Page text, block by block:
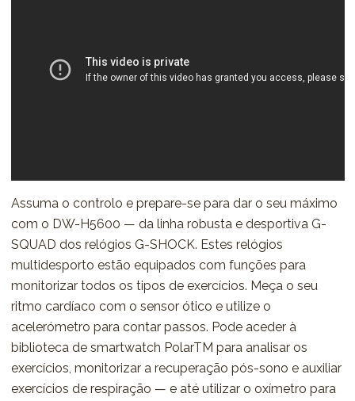
Assuma o controlo e prepare-se para dar o seu máximo
com o DW-H5600 — da linha robusta e desportiva G-
SQUAD dos relógios G-SHOCK. Estes relógios
multidesporto estão equipados com funções para
monitorizar todos os tipos de exercícios. Meça o seu
ritmo cardíaco com o sensor ótico e utilize o
acelerómetro para contar passos. Pode aceder à
biblioteca de smartwatch PolarTM para analisar os
exercícios, monitorizar a recuperação pós-sono e auxiliar
exercícios de respiração — e até utilizar o oxímetro para